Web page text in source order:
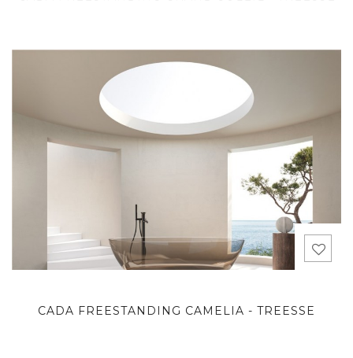
CADA FREESTANDING CAMELIA - TREESSE